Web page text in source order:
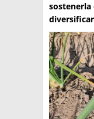
INTERES
LA
BUSCAR
sostenerla